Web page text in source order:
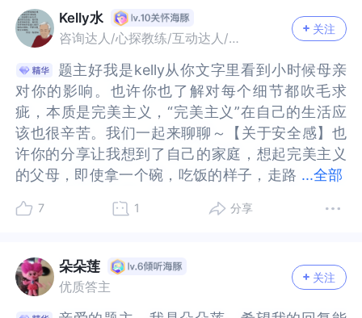
的。我们可以找个时间和妈妈做一次坦诚沟通，听
听妈妈聊聊养育往事。沟通不是为了问责，我们不
必建立这样一种非黑即白的对立，不必理会是谁的
错，无论妈妈是否有错，我们只需要知道，不是自
己的错就好了！所以我们也不必因所谓的道德感到
内疚。沟通也能让自己的情绪得到疏导和释放，还
能增进彼此的亲子关系。我们更要尝试重新审视自
我价值，去丰富自己的内在，去发现自己的独特价
值，与其习惯性地伪装自己，不如尝试真实的表达
自己，因为生命是不断体验的过程，当我们内核强
既然困扰着你，那么想马上克服并不是一件简单的
事情。试着找一个你信任并一直给予你正面支持的
亲友寻求倾诉，如果觉得有必要，也可以找个心理
个时间和妈妈做一次坦诚沟通，听听妈妈聊聊养育
往事。沟通不是为了问责，我们不必建立这样一种
非黑即白的对立，不必理会是谁的错，无论妈妈是
否有错，我们只需要知道，不是自己的错就好了！
所以我们也不必因所谓的道德感到内疚。沟通也能
让自己的情绪得到疏导和释放，还能增进彼此的亲
子关系。我们更要尝试重新审视自我价值，去丰富
自己的内在，去发现自己的独特价值，与其习惯性
地伪装自己，不如尝试真实的表达自己，因为生命
是不断体验的过程，当我们内核强大，你会自信的
那么想马上克服并不是一件简单的事情。试着找一
个你信任并一直给予你正面支持的亲友寻求倾诉，
如果觉得有必要，也可以找个心理专业咨询师，因
而你不必再承接她的情绪，你会有什么变化？（独
立、能力......）2、自己在这份动力系统里面，能获
我允许自己接收母亲的滋养，而不继承她的情绪，
我的关系将会如何呢？也许母亲的吹毛求疵让你拥
有了一份不断追逐成长接近完美的能力。也许你
的“凡事都喜欢自己解决”内，不仅包含你的独立，
还包含了你不想要麻烦他人的善意。也许你不喜欢
跟大家解释，是因为你的内在，有一份“行动起来才
是解决问题的最好方式”的动力。也许他们不会在意
畅”是你对自己的一个标签和定义。沟通是双向互动
的过程，你已经拥有一份改善自己的意愿和动力，
再承接她的情绪，你会有什么变化？（独立、能
力......）2、自己在这份动力系统里面，能获得什么
自己接收母亲的滋养，而不继承她的情绪，我的关
系将会如何呢？也许母亲的吹毛求疵让你拥有了一
份不断追逐成长接近完美的能力。也许你的“凡事都
喜欢自己解决”内，不仅包含你的独立，还包含了你
不想要麻烦他人的善意。也许你不喜欢跟大家解
释，是因为你的内在，有一份“行动起来才是解决问
题的最好方式”的动力。也许他们不会在意你说的
你对自己的一个标签和定义。沟通是双向互动的过
程，你已经拥有一份改善自己的意愿和动力，只需
续到工作中，就会表现为：假设他人不关心你的解
释、认为解释是多余且浪费时间的、对必要的解释
感到烦躁和抵触、倾向于独自解决维内托，避免暴
露工作过程。但在职场环境中，适当的解释和沟通
是建立信任、避免误解的重要桥梁。你能够觉察到
你现在在工作中的沟通模式跟童年与母亲互动的方
式有关，这其实已经是改变的开始了。你现在想改
善工作中的沟通，你可以尝试下面的方法。第一，
重构解释的意义。试着从被迫说明转变为主动同
步，可以这样思考：解释不是为他人服务，而是为
自己减少后续麻烦。通过提前沟通，你可以避免他
看做是个信息同步，不是自我辩护。例如，当你完
成一项复杂工作的关键步骤时，可以简单告知同
作中，就会表现为：假设他人不关心你的解释、认
为解释是多余且浪费时间的、对必要的解释感到烦
躁和抵触、倾向于独自解决维内托，避免暴露工作
过程。但在职场环境中，适当的解释和沟通是建立
信任、避免误解的重要桥梁。你能够觉察到你现在
在工作中的沟通模式跟童年与母亲互动的方式有
关，这其实已经是改变的开始了。你现在想改善工
作中的沟通，你可以尝试下面的方法。第一，重构
解释的意义。试着从被迫说明转变为主动同步，可
以这样思考：解释不是为他人服务，而是为自己减
少后续麻烦。通过提前沟通，你可以避免他人因不
个信息同步，不是自我辩护。例如，当你完成一项
复杂工作的关键步骤时，可以简单告知同事：这部
Kelly水
咨询达人/心探教练/互动达人/心理作者
关注
...全部
题主好我是kelly从你文字里看到小时候母亲
对你的影响。也许你也了解对每个细节都吹毛求
疵，本质是完美主义，“完美主义”在自己的生活应
该也很辛苦。我们一起来聊聊～【关于安全感】也
许你的分享让我想到了自己的家庭，想起完美主义
的父母，即使拿一个碗，吃饭的样子，走路
们经历过被人歧视，看不起，骨子里也有骄傲。你
到自己被忽视。母亲和你沟通中哪一次你有感觉到
被在意的吗？有没有印象他们之间是怎样沟通的～
例如妈妈和谁说话，你感觉他们彼此之间是可以相
对你的影响。也许你也了解对每个细节都吹毛求
疵，本质是完美主义，“完美主义”在自己的生活应
该也很辛苦。我们一起来聊聊～【关于安全感】也
许你的分享让我想到了自己的家庭，想起完美主义
的父母，即使拿一个碗，吃饭的样子，走路的习惯
过被人歧视，看不起，骨子里也有骄傲。你提到他
被忽视。母亲和你沟通中哪一次你有感觉到被在意
的吗？有没有印象他们之间是怎样沟通的～例如妈
妈和谁说话，你感觉他们彼此之间是可以相互交流
7 1 分享
朵朵莲
优质答主
关注